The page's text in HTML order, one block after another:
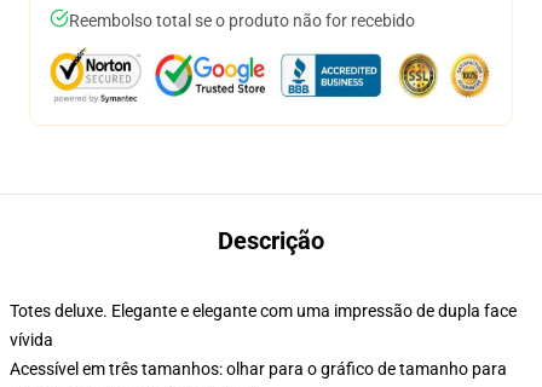
Reembolso total se o produto não for recebido
Descrição
Totes deluxe. Elegante e elegante com uma impressão de dupla face
vívida
Acessível em três tamanhos: olhar para o gráfico de tamanho para